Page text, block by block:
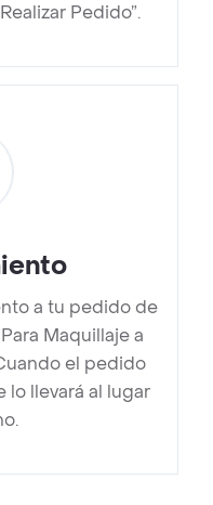
Pedido”.
a tu pedido de
Maquillaje a
el pedido
llevará al lugar